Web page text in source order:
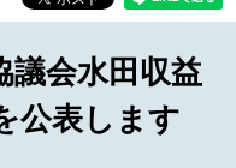
議会水田収益
公表します